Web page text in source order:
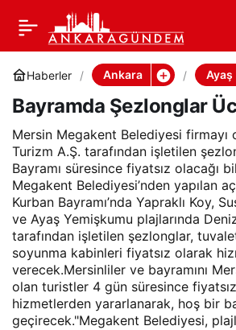
Haberler Ankara Ayaş
Bayramda Şezlonglar
Mersin Megakent Belediyesi firmayı
Turizm A.Ş. tarafından işletilen
Bayramı süresince fiyatsız olacağı
Megakent Belediyesi’nden yapılan
Kurban Bayramı’nda Yapraklı Koy,
ve Ayaş Yemişkumu plajlarında
tarafından işletilen şezlonglar,
soyunma kabinleri fiyatsız olarak
verecek.Mersinliler ve bayramını
olan turistler 4 gün süresince
hizmetlerden yararlanarak, hoş bir
geçirecek."Megakent Belediyesi,
Bayramda Şezlonglar
Ücretsiz